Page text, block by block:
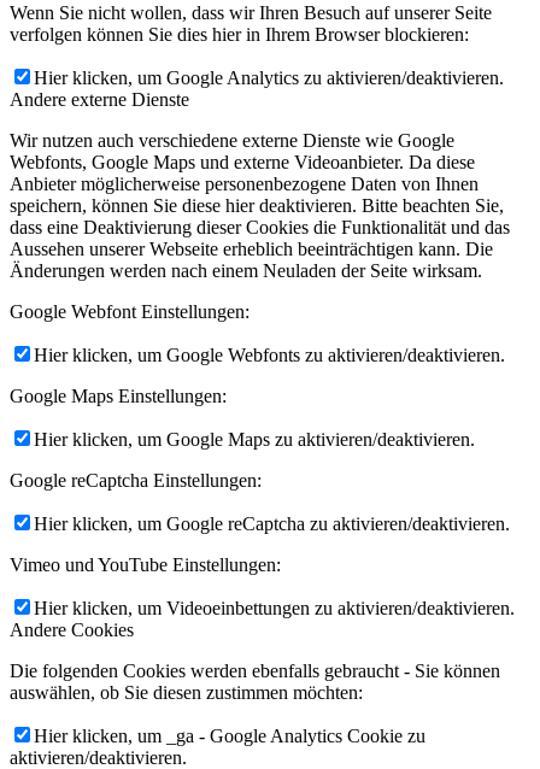
Wenn Sie nicht wollen, dass wir Ihren Besuch auf unserer Seite
verfolgen können Sie dies hier in Ihrem Browser blockieren:
Hier klicken, um Google Analytics zu aktivieren/deaktivieren.
Andere externe Dienste
Wir nutzen auch verschiedene externe Dienste wie Google
Webfonts, Google Maps und externe Videoanbieter. Da diese
Anbieter möglicherweise personenbezogene Daten von Ihnen
speichern, können Sie diese hier deaktivieren. Bitte beachten Sie,
dass eine Deaktivierung dieser Cookies die Funktionalität und das
Aussehen unserer Webseite erheblich beeinträchtigen kann. Die
Änderungen werden nach einem Neuladen der Seite wirksam.
Google Webfont Einstellungen:
Hier klicken, um Google Webfonts zu aktivieren/deaktivieren.
Google Maps Einstellungen:
Hier klicken, um Google Maps zu aktivieren/deaktivieren.
Google reCaptcha Einstellungen:
Hier klicken, um Google reCaptcha zu aktivieren/deaktivieren.
Vimeo und YouTube Einstellungen:
Hier klicken, um Videoeinbettungen zu aktivieren/deaktivieren.
Andere Cookies
Die folgenden Cookies werden ebenfalls gebraucht - Sie können
auswählen, ob Sie diesen zustimmen möchten:
Hier klicken, um _ga - Google Analytics Cookie zu
aktivieren/deaktivieren.